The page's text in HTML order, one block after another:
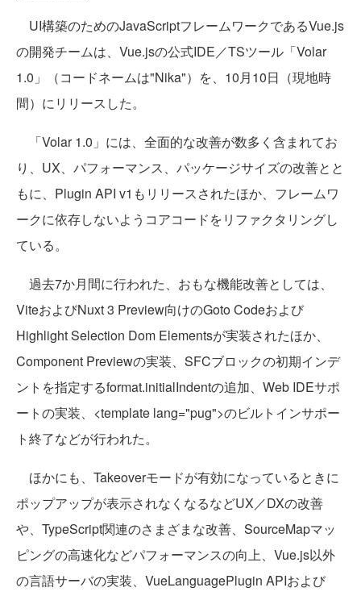
UI構築のためのJavaScriptフレームワークであるVue.js
の開発チームは、Vue.jsの公式IDE／TSツール「Volar
1.0」（コードネームは"Nika"）を、10月10日（現地時
間）にリリースした。
「Volar 1.0」には、全面的な改善が数多く含まれてお
り、UX、パフォーマンス、パッケージサイズの改善とと
もに、Plugin API v1もリリースされたほか、フレームワ
ークに依存しないようコアコードをリファクタリングし
ている。
過去7か月間に行われた、おもな機能改善としては、
ViteおよびNuxt 3 Preview向けのGoto Codeおよび
Highlight Selection Dom Elementsが実装されたほか、
Component Previewの実装、SFCブロックの初期インデ
ントを指定するformat.initialIndentの追加、Web IDEサポ
ートの実装、<template lang="pug">のビルトインサポー
ト終了などが行われた。
ほかにも、Takeoverモードが有効になっているときに
ポップアップが表示されなくなるなどUX／DXの改善
や、TypeScript関連のさまざまな改善、SourceMapマッ
ピングの高速化などパフォーマンスの向上、Vue.js以外
の言語サーバの実装、VueLanguagePlugin APIおよび